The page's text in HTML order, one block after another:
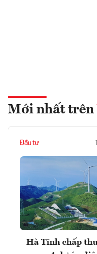
Mới nhất trên
Đầu tư
Hà Tĩnh chấp